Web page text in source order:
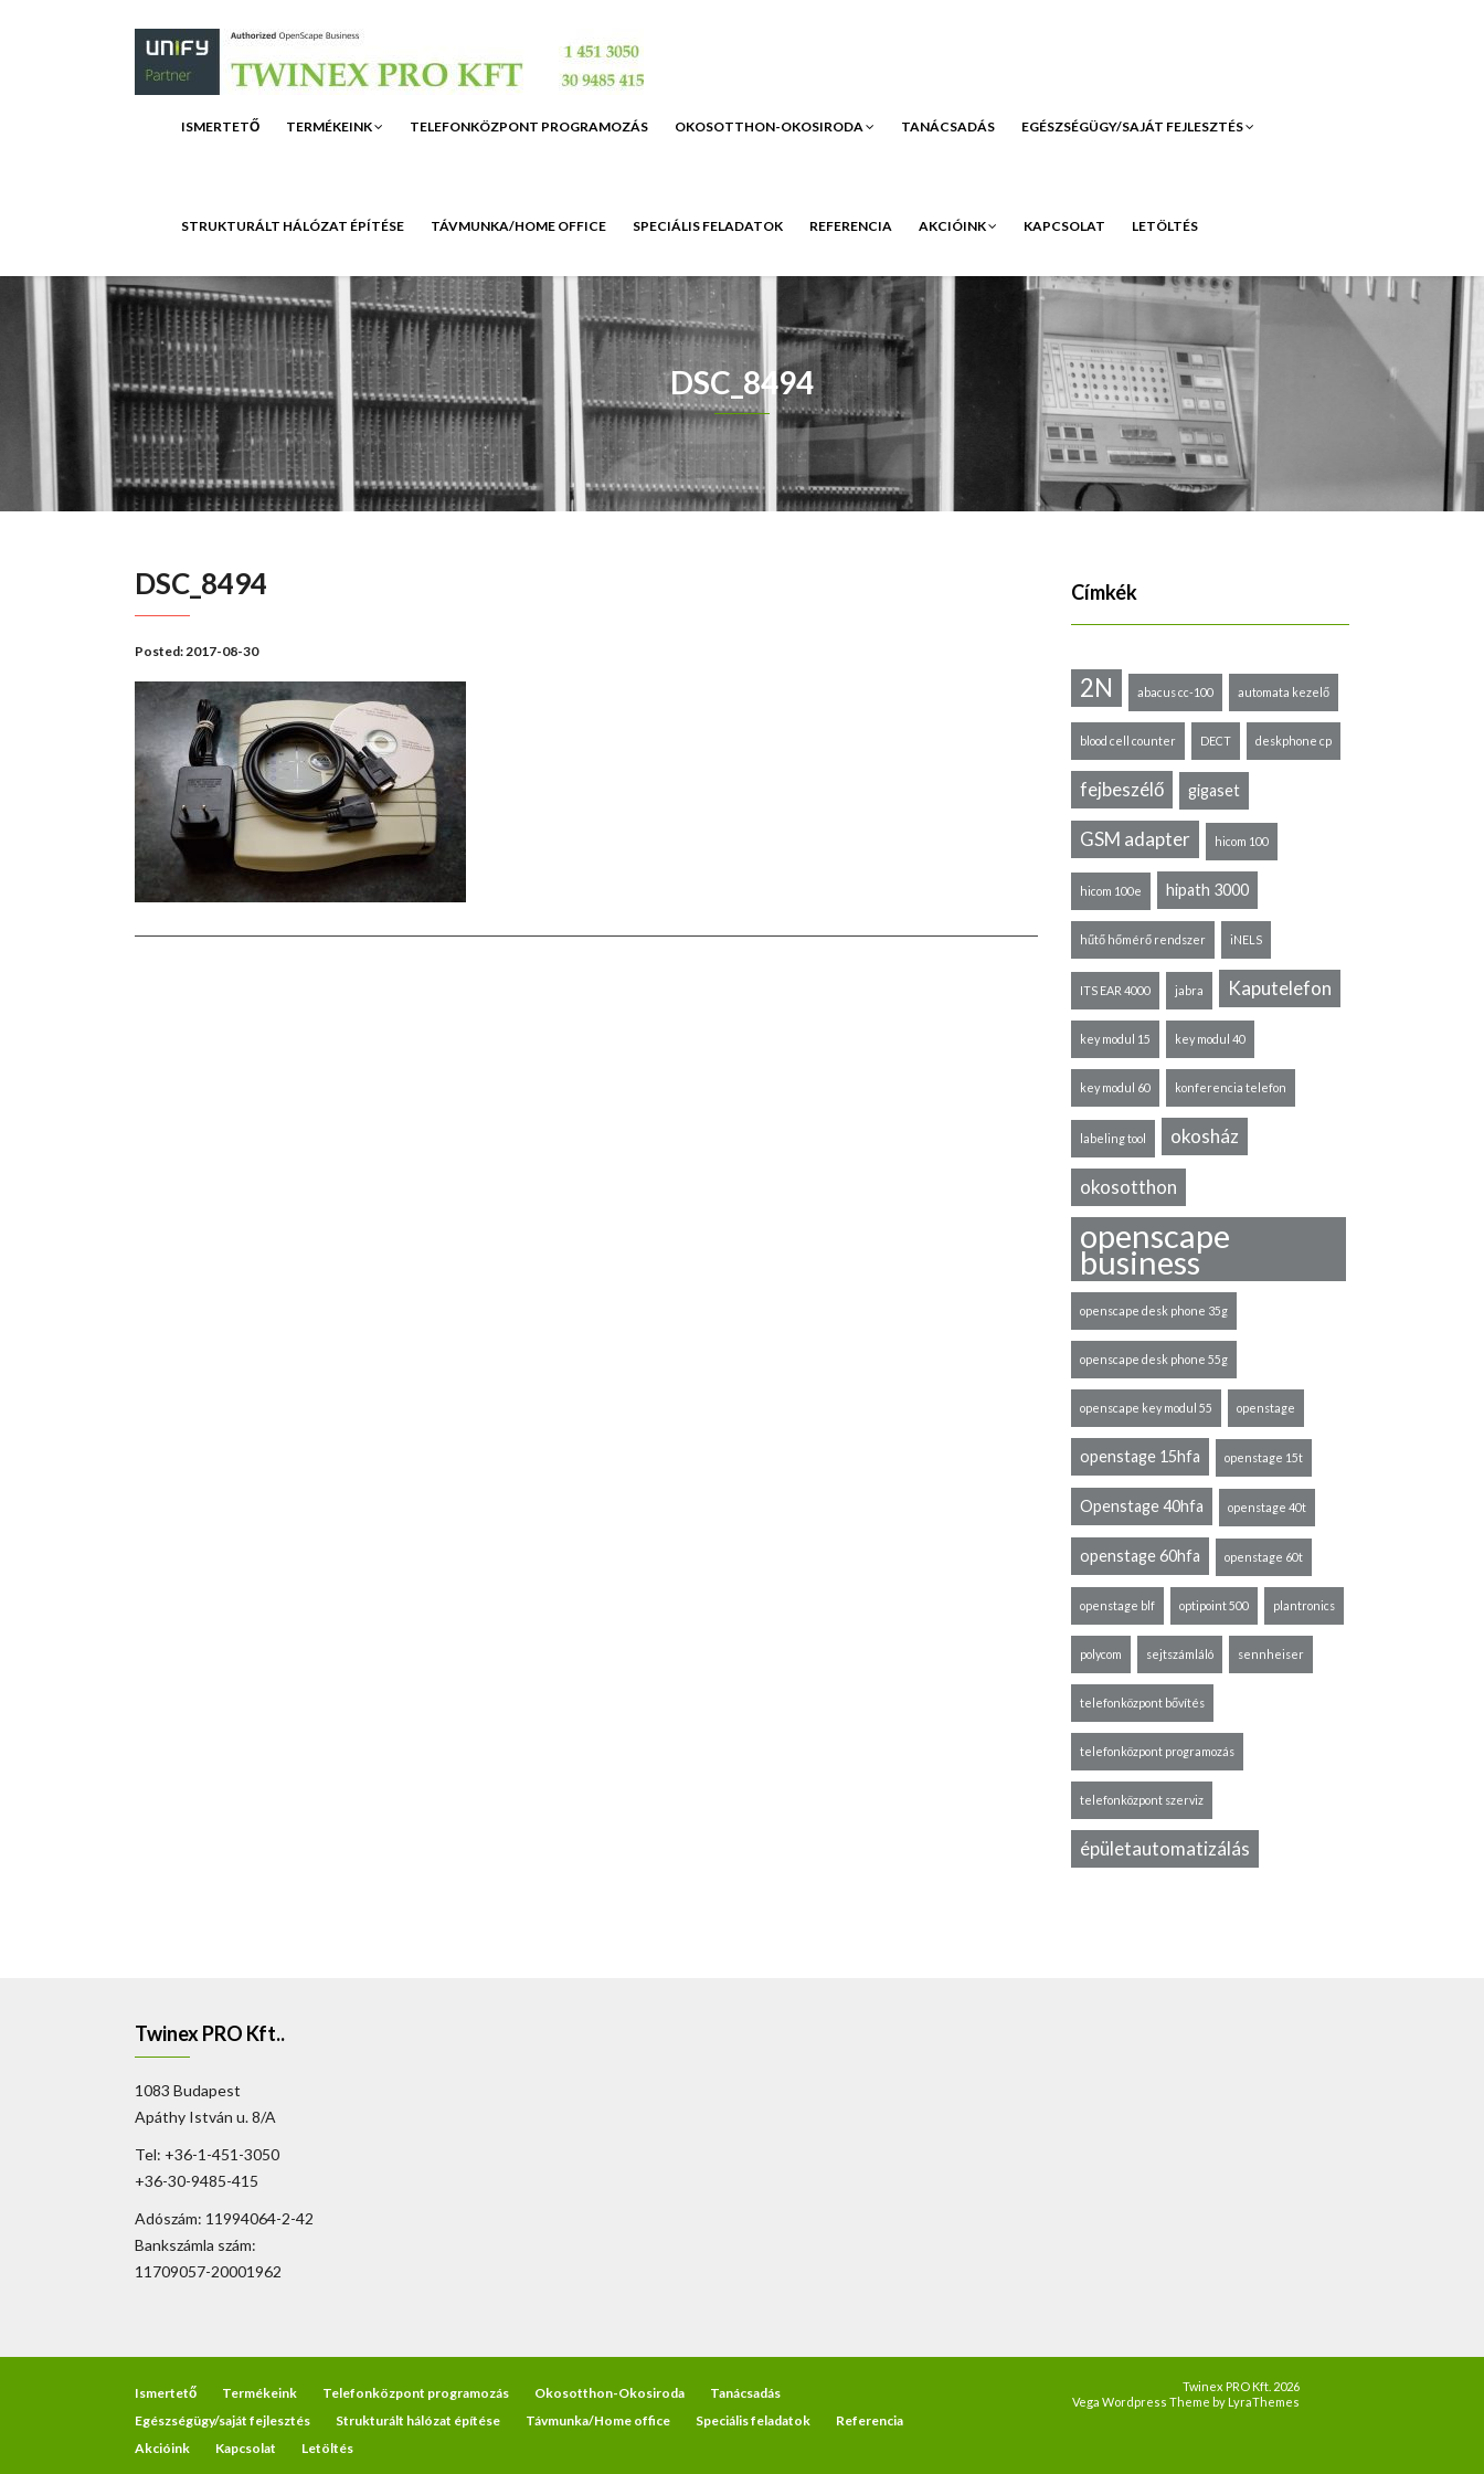
ISMERTETŐ TERMÉKEINK TELEFONKÖZPONT PROGRAMOZÁS OKOSOTTHON-OKOSIRODA TANÁCSADÁS EGÉSZSÉGÜGY/SAJÁT FEJLESZTÉS
STRUKTURÁLT HÁLÓZAT ÉPÍTÉSE TÁVMUNKA/HOME OFFICE SPECIÁLIS FELADATOK REFERENCIA AKCIÓINK KAPCSOLAT LETÖLTÉS
DSC_8494
DSC_8494
Posted:2017-08-30
Címkék
2N abacus cc-100 automata kezelő
blood cell counter DECT deskphone cp
fejbeszélő gigaset
GSM adapter hicom 100
hicom 100e hipath 3000
hűtő hőmérő rendszer iNELS
ITS EAR 4000 jabra Kaputelefon
key modul 15 key modul 40
key modul 60 konferencia telefon
labeling tool okosház
okosotthon
openscape
business
openscape desk phone 35g
openscape desk phone 55g
openscape key modul 55 openstage
openstage 15hfa openstage 15t
Openstage 40hfa openstage 40t
openstage 60hfa openstage 60t
openstage blf optipoint 500 plantronics
polycom sejtszámláló sennheiser
telefonközpont bővítés
telefonközpont programozás
telefonközpont szerviz
épületautomatizálás
Twinex PRO Kft..
1083 Budapest
Apáthy István u. 8/A
Tel: +36-1-451-3050
+36-30-9485-415
Adószám: 11994064-2-42
Bankszámla szám:
11709057-20001962
Ismertető Termékeink Telefonközpont programozás Okosotthon-Okosiroda
Tanácsadás
Egészségügy/saját fejlesztés
Strukturált hálózat építése Távmunka/Home office Speciális feladatok
Referencia
Akcióink
Kapcsolat Letöltés
Twinex PRO Kft. 2026
Vega Wordpress Theme byLyraThemes